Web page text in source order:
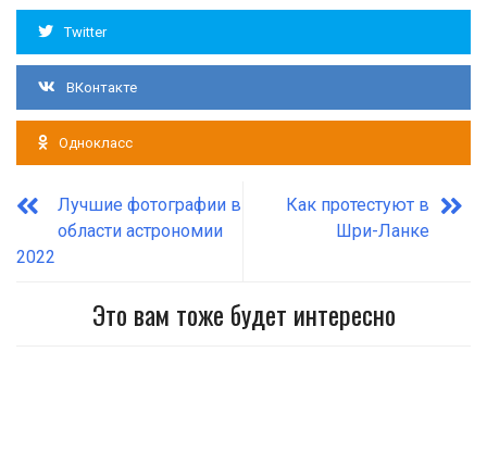
Twitter
ВКонтакте
Однокласс
Лучшие фотографии в
области астрономии
2022
Как протестуют в
Шри-Ланке
Это вам тоже будет интересно